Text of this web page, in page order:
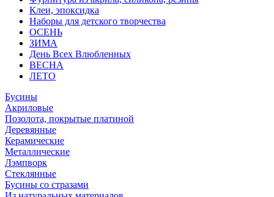
Клеи, эпоксидка
Наборы для детского творчества
ОСЕНЬ
ЗИМА
День Всех Влюбленных
ВЕСНА
ЛЕТО
Бусины
Акриловые
Позолота, покрытые платиной
Деревянные
Керамические
Металлические
Лэмпворк
Стеклянные
Бусины со стразами